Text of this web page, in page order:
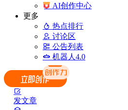
AI创作中心
更多
热点排行
讨论区
公告列表
机器人4.0
发文章